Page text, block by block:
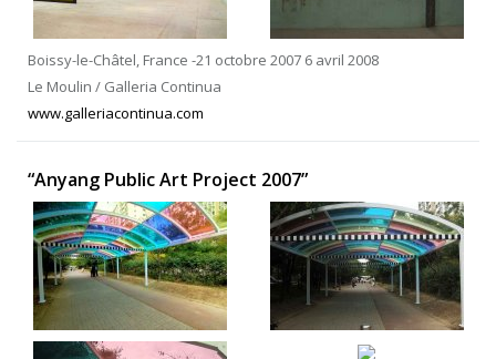
Boissy-le-Châtel, France -21 octobre 2007 6 avril 2008
Le Moulin / Galleria Continua
www.galleriacontinua.com
“Anyang Public Art Project 2007”